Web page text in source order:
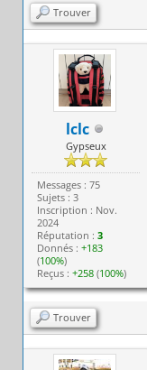
Trouver
lclc
Gypseux
Messages : 75
Sujets : 3
Inscription : Nov.
2024
Réputation :3
Donnés :+183
(100%)
Reçus :+258 (100%)
Trouver